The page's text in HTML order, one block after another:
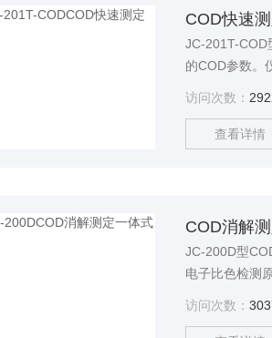
COD快速
JC-201T-COD
的COD参数。
访问次数：
查看详情
COD消解
JC-200D型
电子比色检测
访问次数：